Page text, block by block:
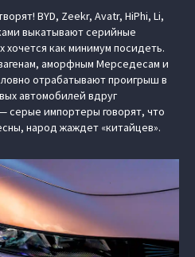
BYD, Zeekr, Avatr, HiPhi, Li,
выкатывают серийные
как минимум посидеть.
аморфным Мерседесам и
отрабатывают проигрыш в
автомобилей вдруг
серые импортеры говорят, что
народ жаждет «китайцев».